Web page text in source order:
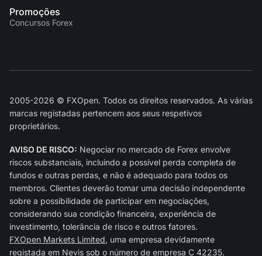
Promoções
Concursos Forex
2005-2026 © FXOpen. Todos os direitos reservados. As várias
marcas registadas pertencem aos seus respetivos
proprietários.
AVISO DE RISCO: Negociar no mercado de Forex envolve
riscos substanciais, incluindo a possível perda completa de
fundos e outras perdas, e não é adequado para todos os
membros. Clientes deverão tomar uma decisão independente
sobre a possibilidade de participar em negociações,
considerando sua condição financeira, experiência de
investimento, tolerância de risco e outros fatores.
FXOpen Markets Limited, uma empresa devidamente
registada em Nevis sob o número de empresa C 42235.